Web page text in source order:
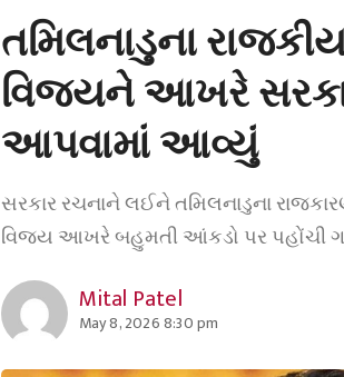
તમિલનાડુના
વિજયને આખરે
આપવામાં આવ્યું
સરકાર રચનાને લઈને તમિલનાડુના
વિજય આખરે બહુમતી આંકડો પર પહોંચી
Mital Patel
May 8, 2026 8:30 pm